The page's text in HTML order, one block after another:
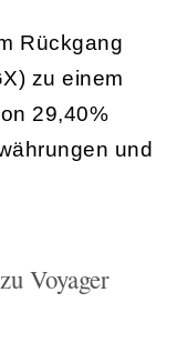
Rückgang
zu einem
29,40%
und
Voyager